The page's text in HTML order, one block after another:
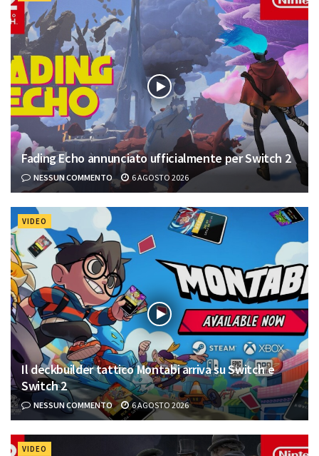
Fading Echo annunciato ufficialmente per Switch 2
NESSUN COMMENTO 6 AGOSTO 2026
VIDEO
Il deckbuilder tattico Montabi arriva su Switch e
Switch 2
NESSUN COMMENTO 6 AGOSTO 2026
VIDEO